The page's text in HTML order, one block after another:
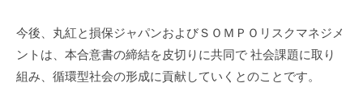
今後、丸紅と損保ジャパンおよびＳＯＭＰＯリスクマネジメ
ントは、本合意書の締結を皮切りに共同で 社会課題に取り
組み、循環型社会の形成に貢献していくとのことです。